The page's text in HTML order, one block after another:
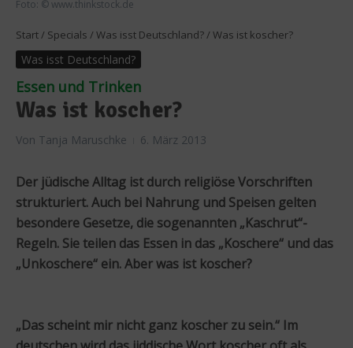
Foto: © www.thinkstock.de
Start / Specials / Was isst Deutschland? / Was ist koscher?
Was isst Deutschland?
Essen und Trinken
Was ist koscher?
Von Tanja Maruschke 6. März 2013
Der jüdische Alltag ist durch religiöse Vorschriften
strukturiert. Auch bei Nahrung und Speisen gelten
besondere Gesetze, die sogenannten „Kaschrut“-
Regeln. Sie teilen das Essen in das „Koschere“ und das
„Unkoschere“ ein. Aber was ist koscher?
„Das scheint mir nicht ganz koscher zu sein.“ Im